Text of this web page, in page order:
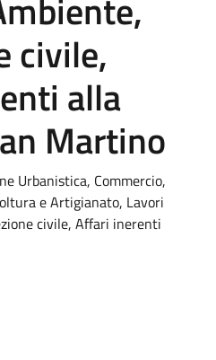
civile,
alla
Martino
Urbanistica, Commercio,
e Artigianato, Lavori
civile, Affari inerenti